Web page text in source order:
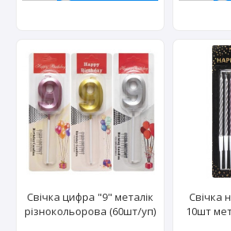
Свічка цифра "9" металік
різнокольорова (60шт/уп)
Свічка
10шт